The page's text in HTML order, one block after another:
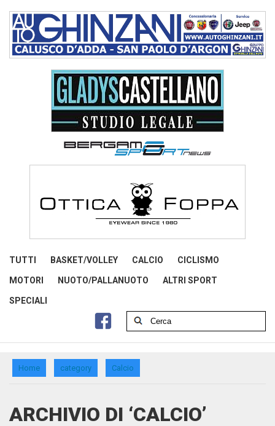
TUTTI BASKET/VOLLEY CALCIO CICLISMO
MOTORI NUOTO/PALLANUOTO ALTRI SPORT
SPECIALI
Home category Calcio
ARCHIVIO DI ‘CALCIO’